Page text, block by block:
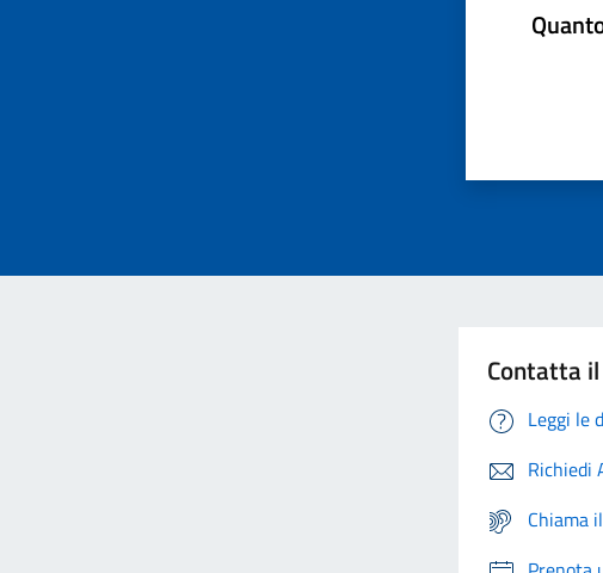
Contatta
Leggi le
Richiedi
Chiama